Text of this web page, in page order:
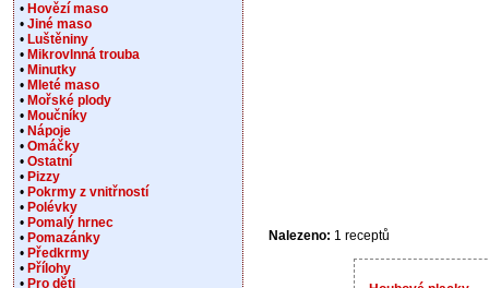
Nalezeno: 1 receptů
• Hovězí maso
• Jiné maso
• Luštěniny
• Mikrovlnná trouba
• Minutky
• Mleté maso
• Mořské plody
• Moučníky
• Nápoje
• Omáčky
• Ostatní
• Pizzy
• Pokrmy z vnitřností
• Polévky
• Pomalý hrnec
• Pomazánky
• Předkrmy
• Přílohy
• Pro děti